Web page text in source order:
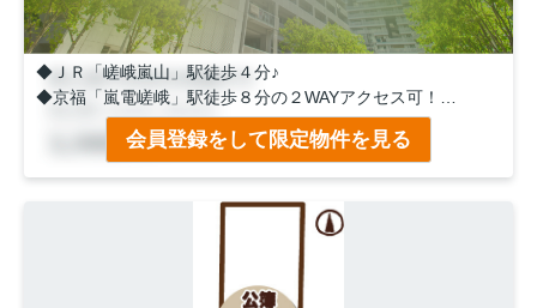
◆ＪＲ「嵯峨嵐山」駅徒歩４分♪
◆京福「嵐電嵯峨」駅徒歩８分の２WAYアクセス可！
◆部屋数が多く、駐車１台可能な５Ｋのおうち！
会員登録をして限定物件を見る